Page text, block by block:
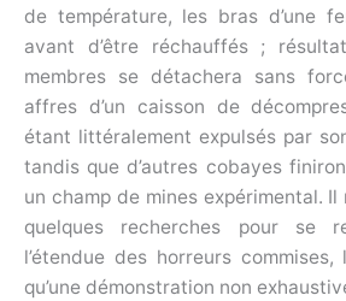
de température, les bras d’une
avant d’être réchauffés ;
membres se détachera sans
affres d’un caisson de
étant littéralement expulsés par
tandis que d’autres cobayes
un champ de mines expérimental. Il
quelques recherches pour se
l’étendue des horreurs
qu’une démonstration non